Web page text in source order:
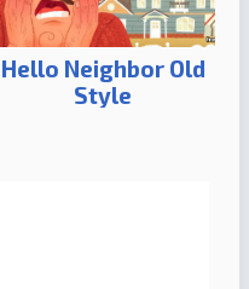
Hello Neighbor Old
Style